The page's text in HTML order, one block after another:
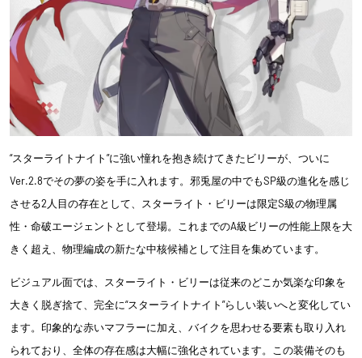
“スターライトナイト”に強い憧れを抱き続けてきたビリーが、ついに
Ver.2.8でその夢の姿を手に入れます。邪兎屋の中でもSP級の進化を感じ
させる2人目の存在として、スターライト・ビリーは限定S級の物理属
性・命破エージェントとして登場。これまでのA級ビリーの性能上限を大
きく超え、物理編成の新たな中核候補として注目を集めています。
ビジュアル面では、スターライト・ビリーは従来のどこか気楽な印象を
大きく脱ぎ捨て、完全に“スターライトナイト”らしい装いへと変化してい
ます。印象的な赤いマフラーに加え、バイクを思わせる要素も取り入れ
られており、全体の存在感は大幅に強化されています。この装備そのも